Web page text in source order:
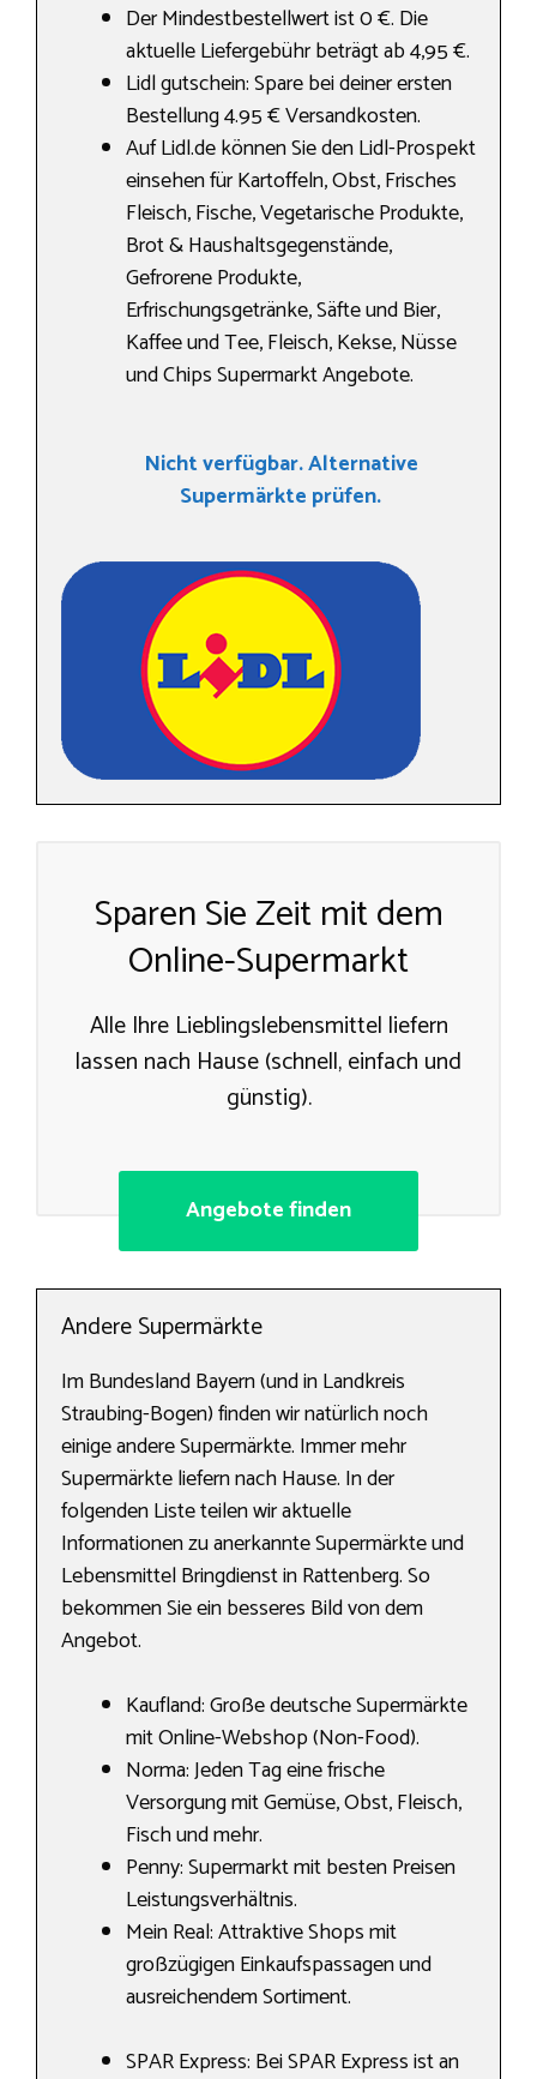
Der Mindestbestellwert ist 0 €. Die
aktuelle Liefergebühr beträgt ab 4,95 €.
Lidl gutschein: Spare bei deiner ersten
Bestellung 4.95 € Versandkosten.
Auf Lidl.de können Sie den Lidl-Prospekt
einsehen für Kartoffeln, Obst, Frisches
Fleisch, Fische, Vegetarische Produkte,
Brot & Haushaltsgegenstände,
Gefrorene Produkte,
Erfrischungsgetränke, Säfte und Bier,
Kaffee und Tee, Fleisch, Kekse, Nüsse
und Chips Supermarkt Angebote.
Nicht verfügbar. Alternative
Supermärkte prüfen.
Sparen Sie Zeit mit dem
Online-Supermarkt
Alle Ihre Lieblingslebensmittel liefern
lassen nach Hause (schnell, einfach und
günstig).
Angebote finden
Andere Supermärkte
Im Bundesland Bayern (und in Landkreis
Straubing-Bogen) finden wir natürlich noch
einige andere Supermärkte. Immer mehr
Supermärkte liefern nach Hause. In der
folgenden Liste teilen wir aktuelle
Informationen zu anerkannte Supermärkte und
Lebensmittel Bringdienst in Rattenberg. So
bekommen Sie ein besseres Bild von dem
Angebot.
Kaufland: Große deutsche Supermärkte
mit Online-Webshop (Non-Food).
Norma: Jeden Tag eine frische
Versorgung mit Gemüse, Obst, Fleisch,
Fisch und mehr.
Penny: Supermarkt mit besten Preisen
Leistungsverhältnis.
Mein Real: Attraktive Shops mit
großzügigen Einkaufspassagen und
ausreichendem Sortiment.
SPAR Express: Bei SPAR Express ist an